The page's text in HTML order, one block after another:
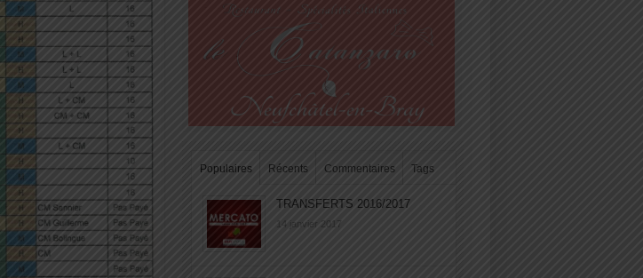
Populaires Récents Commentaires Tags
TRANSFERTS 2016/2017
14 janvier 2017